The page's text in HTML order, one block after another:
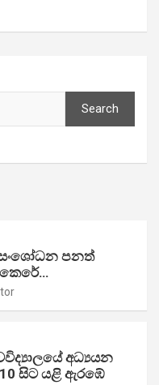
Search
සංශෝධන පනත්
අධ්‍යයන
සිට යළි ඇරඹේ